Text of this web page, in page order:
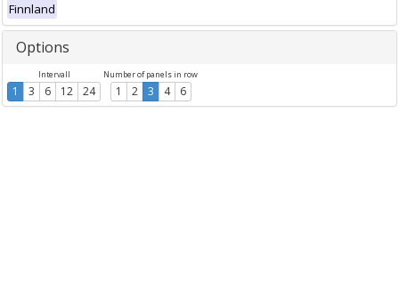
Finnland
Options
Intervall
1 3 6 12 24
Number of panels in row
1 2 3 4 6